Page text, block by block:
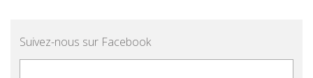
Suivez-nous sur Facebook